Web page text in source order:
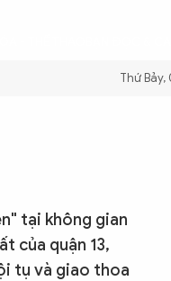
dầu để đảm bảo an ninh
Thứ
tại không gian
của quận 13,
tụ và giao thoa